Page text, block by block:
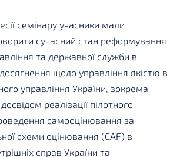
семінару учасники мали
сучасний стан реформування
та державної служби в
досягнення щодо управління якістю в
управління України, зокрема
реалізації пілотного
самооцінювання за
схеми оцінювання (CAF) в
справ України та